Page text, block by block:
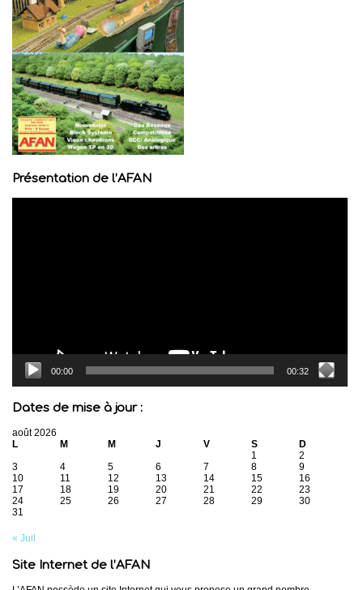
Présentation de l’AFAN
00:00 00:32
Dates de mise à jour :
août 2026
L
M M J V S
D
1
2
3
4 5 6 7 8
9
10
11 12 13 14 15
16
17
18 19 20 21 22
23
24
25 26 27 28 29
30
31
« Juil
Site Internet de l’AFAN